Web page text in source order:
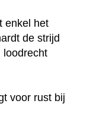
enkel het
de strijd
loodrecht
voor rust bij